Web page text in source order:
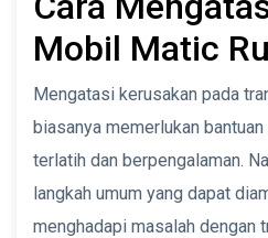
Mobil Matic
Mengatasi kerusakan pada
biasanya memerlukan
terlatih dan berpengalaman.
langkah umum yang dapat
menghadapi masalah dengan